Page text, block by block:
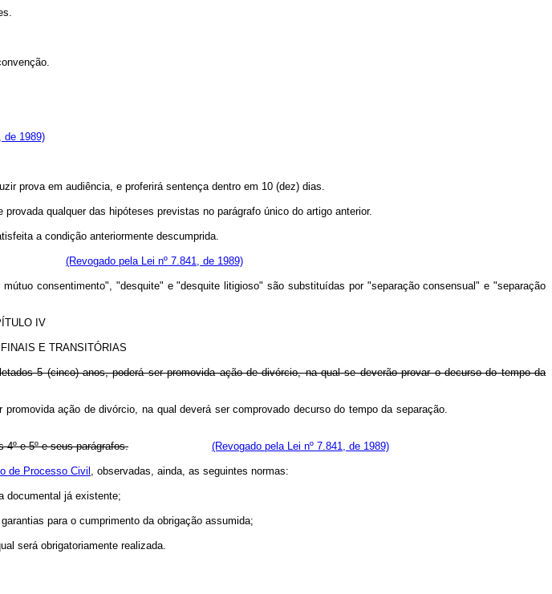
de 1989)
prova em audiência, e proferirá sentença dentro em 10 (dez) dias.
qualquer das hipóteses previstas no parágrafo único do artigo anterior.
a condição anteriormente descumprida.
(Revogado pela Lei nº 7.841, de 1989)
consentimento", "desquite" e "desquite litigioso" são substituídas por "separação consensual" e "separação
IV
E TRANSITÓRIAS
5 (cinco) anos, poderá ser promovida ação de divórcio, na qual se deverão provar o decurso do tempo da
ser promovida ação de divórcio, na qual deverá ser comprovado decurso do tempo da separação.
e 5º e seus parágrafos. (Revogado pela Lei nº 7.841, de 1989)
de Processo Civil , observadas, ainda, as seguintes normas:
documental já existente;
para o cumprimento da obrigação assumida;
será obrigatoriamente realizada.